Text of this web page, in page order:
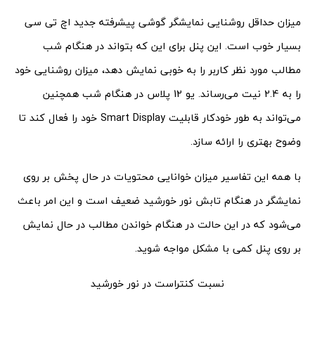
میزان حداقل روشنایی نمایشگر گوشی پیشرفته جدید اچ تی سی
بسیار خوب است. این پنل برای این که بتواند در هنگام شب
مطالب مورد نظر کاربر را به خوبی نمایش دهد، میزان روشنایی خود
را به 2.4 نیت می‌رساند. یو 12 پلاس در هنگام شب همچنین
می‌تواند به طور خودکار قابلیت Smart Display خود را فعال کند تا
وضوح بهتری را ارائه سازد.
با همه این تفاسیر میزان خوانایی محتویات در حال پخش بر روی
نمایشگر در هنگام تابش نور خورشید ضعیف است و این امر باعث
می‌شود که در این حالت در هنگام خواندن مطالب در حال نمایش
بر روی پنل کمی با مشکل مواجه شوید.
نسبت کنتراست در نور خورشید